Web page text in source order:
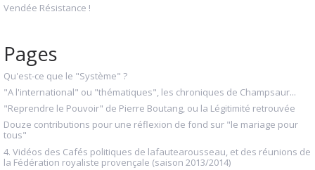
Vendée Résistance !
Pages
Qu'est-ce que le "Système" ?
"A l'international" ou "thématiques", les chroniques de Champsaur...
"Reprendre le Pouvoir" de Pierre Boutang, ou la Légitimité retrouvée
Douze contributions pour une réflexion de fond sur "le mariage pour
tous"
4. Vidéos des Cafés politiques de lafautearousseau, et des réunions de
la Fédération royaliste provençale (saison 2013/2014)